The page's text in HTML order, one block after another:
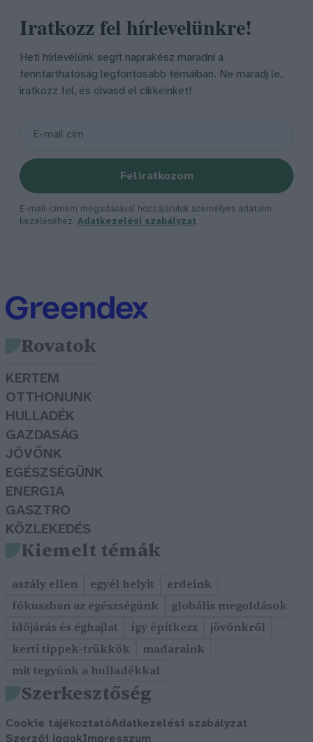
Iratkozz fel hírlevelünkre!
Heti hírlevelünk segít naprakész maradni a
fenntarthatóság legfontosabb témáiban. Ne maradj le,
iratkozz fel, és olvasd el cikkeinket!
Feliratkozom
E-mail-címem megadásával hozzájárulok személyes adataim
kezeléséhez. Adatkezelési szabályzat
Rovatok
KERTEM
OTTHONUNK
HULLADÉK
GAZDASÁG
JÖVŐNK
EGÉSZSÉGÜNK
ENERGIA
GASZTRO
KÖZLEKEDÉS
Kiemelt témák
aszály ellen egyél helyit
erdeink
fókuszban az egészségünk
globális megoldások
időjárás és éghajlat
így építkezz
jövőnkről
kerti tippek-trükkök
madaraink
mit tegyünk a hulladékkal
Szerkesztőség
Cookie tájékoztatóAdatkezelési szabályzat
Szerzői jogokImpresszum